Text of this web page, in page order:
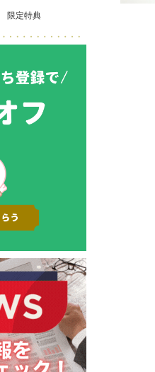
限定特典